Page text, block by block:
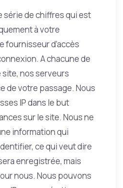
série de chiffres qui est
à votre
fournisseur d’accès
A chacune de
nos serveurs
de votre passage. Nous
IP dans le but
sur le site. Nous ne
information qui
ce qui veut dire
enregistrée, mais
nous. Nous pouvons